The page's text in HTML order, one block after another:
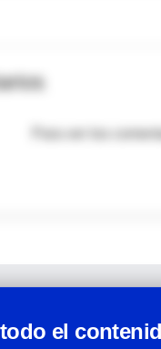
Para ver los
todo el